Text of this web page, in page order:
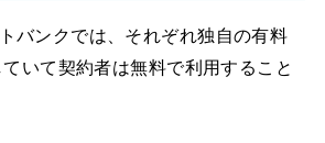
バンクでは、それぞれ独自の有料
いて契約者は無料で利用すること